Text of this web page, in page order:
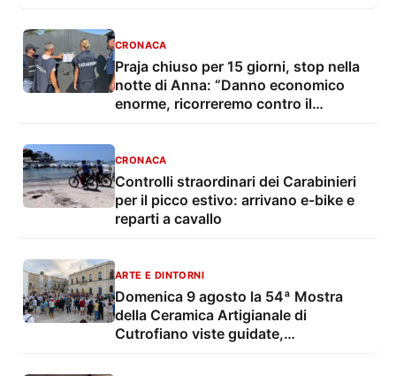
CRONACA
Praja chiuso per 15 giorni, stop nella
notte di Anna: “Danno economico
enorme, ricorreremo contro il
CRONACA
Controlli straordinari dei Carabinieri
per il picco estivo: arrivano e-bike e
reparti a cavallo
ARTE E DINTORNI
Domenica 9 agosto la 54ª Mostra
della Ceramica Artigianale di
Cutrofiano viste guidate,